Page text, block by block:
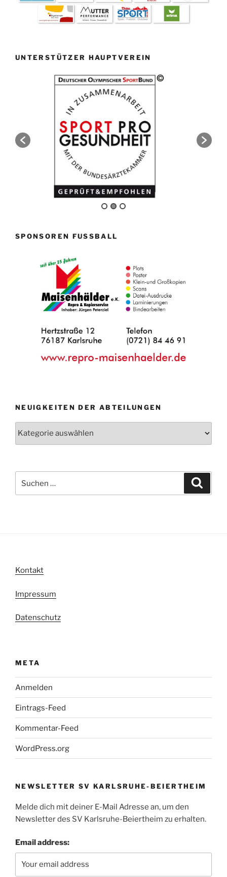
UNTERSTÜTZER HAUPTVEREIN
SPONSOREN FUSSBALL
NEUIGKEITEN DER ABTEILUNGEN
nach:
Kontakt
Impressum
Datenschutz
META
Anmelden
Eintrags-Feed
Kommentar-Feed
WordPress.org
NEWSLETTER SV KARLSRUHE-BEIERTHEIM
Melde dich mit deiner E-Mail Adresse an, um den
Newsletter des SV Karlsruhe-Beiertheim zu erhalten.
Email address: